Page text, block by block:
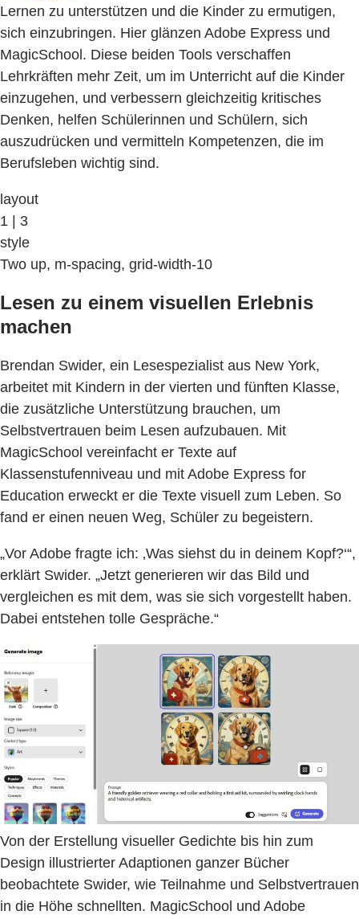
Lernen zu unterstützen und die Kinder zu ermutigen,
sich einzubringen. Hier glänzen Adobe Express und
MagicSchool. Diese beiden Tools verschaffen
Lehrkräften mehr Zeit, um im Unterricht auf die Kinder
einzugehen, und verbessern gleichzeitig kritisches
Denken, helfen Schülerinnen und Schülern, sich
auszudrücken und vermitteln Kompetenzen, die im
Berufsleben wichtig sind.
layout
1 | 3
style
Two up, m-spacing, grid-width-10
Lesen zu einem visuellen Erlebnis
machen
Brendan Swider, ein Lesespezialist aus New York,
arbeitet mit Kindern in der vierten und fünften Klasse,
die zusätzliche Unterstützung brauchen, um
Selbstvertrauen beim Lesen aufzubauen. Mit
MagicSchool vereinfacht er Texte auf
Klassenstufenniveau und mit Adobe Express for
Education erweckt er die Texte visuell zum Leben. So
fand er einen neuen Weg, Schüler zu begeistern.
„Vor Adobe fragte ich: ‚Was siehst du in deinem Kopf?‘“,
erklärt Swider. „Jetzt generieren wir das Bild und
vergleichen es mit dem, was sie sich vorgestellt haben.
Dabei entstehen tolle Gespräche.“
Von der Erstellung visueller Gedichte bis hin zum
Design illustrierter Adaptionen ganzer Bücher
beobachtete Swider, wie Teilnahme und Selbstvertrauen
in die Höhe schnellten. MagicSchool und Adobe